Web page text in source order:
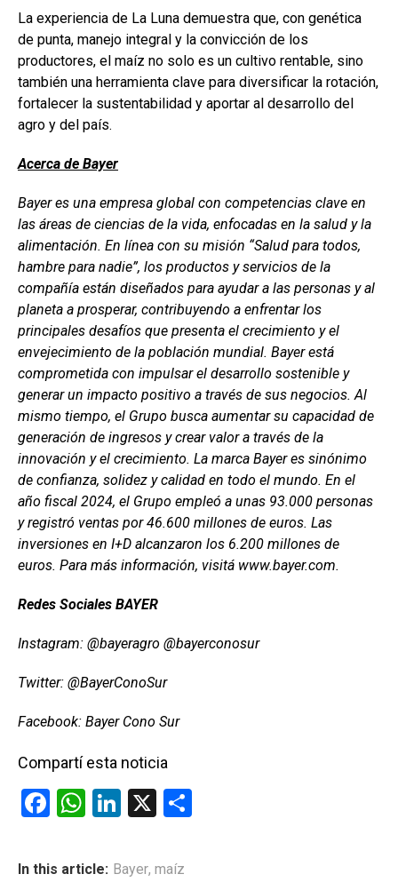
La experiencia de La Luna demuestra que, con genética
de punta, manejo integral y la convicción de los
productores, el maíz no solo es un cultivo rentable, sino
también una herramienta clave para diversificar la rotación,
fortalecer la sustentabilidad y aportar al desarrollo del
agro y del país.
Acerca de Bayer
Bayer es una empresa global con competencias clave en
las áreas de ciencias de la vida, enfocadas en la salud y la
alimentación. En línea con su misión “Salud para todos,
hambre para nadie”, los productos y servicios de la
compañía están diseñados para ayudar a las personas y al
planeta a prosperar, contribuyendo a enfrentar los
principales desafíos que presenta el crecimiento y el
envejecimiento de la población mundial. Bayer está
comprometida con impulsar el desarrollo sostenible y
generar un impacto positivo a través de sus negocios. Al
mismo tiempo, el Grupo busca aumentar su capacidad de
generación de ingresos y crear valor a través de la
innovación y el crecimiento. La marca Bayer es sinónimo
de confianza, solidez y calidad en todo el mundo. En el
año fiscal 2024, el Grupo empleó a unas 93.000 personas
y registró ventas por 46.600 millones de euros. Las
inversiones en I+D alcanzaron los 6.200 millones de
euros. Para más información, visitá www.bayer.com.
Redes Sociales BAYER
Instagram: @bayeragro @bayerconosur
Twitter: @BayerConoSur
Facebook: Bayer Cono Sur
Compartí esta noticia
F
ce
W
at
Li
ke
X
In this article: Bayer, maíz